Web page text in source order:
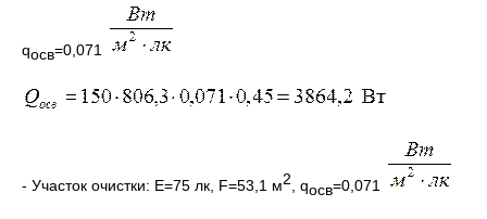
qосв=0,071
- Участок очистки: E=75 лк, F=53,1 м2 , qосв=0,071